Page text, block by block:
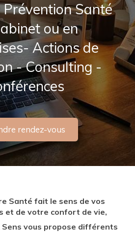
Prévention Santé
ou en
Actions de
- Consulting -
rendez-vous
Santé fait le sens de vos
et de votre confort de vie,
Sens vous propose différents